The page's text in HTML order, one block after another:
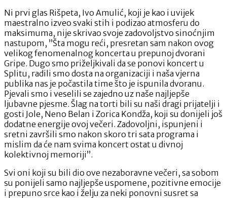
Ni prvi glas Rišpeta, Ivo Amulić, koji je kao i uvijek
maestralno izveo svaki stih i podizao atmosferu do
maksimuma, nije skrivao svoje zadovoljstvo sinoćnjim
nastupom, ”Šta mogu reći, presretan sam nakon ovog
velikog fenomenalnog koncerta u prepunoj dvorani
Gripe. Dugo smo priželjkivali da se ponovi koncert u
Splitu, radili smo dosta na organizaciji i naša vjerna
publika nas je počastila time što je ispunila dvoranu.
Pjevali smo i veselili se zajedno uz naše najljepše
ljubavne pjesme. Šlag na torti bili su naši dragi prijatelji i
gosti Jole, Neno Belan i Zorica Kondža, koji su donijeli još
dodatne energije ovoj večeri. Zadovoljni, ispunjeni i
sretni završili smo nakon skoro tri sata programa i
mislim da će nam svima koncert ostat u divnoj
kolektivnoj memoriji”.
Svi oni koji su bili dio ove nezaboravne večeri, sa sobom
su ponijeli samo najljepše uspomene, pozitivne emocije
i prepuno srce kao i želju za neki ponovni susret sa